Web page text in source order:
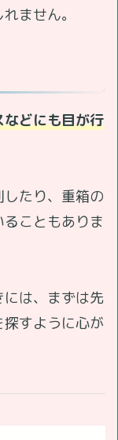
ません。
どにも目が行
たり、重箱の
こともありま
は、まずは先
すように心が